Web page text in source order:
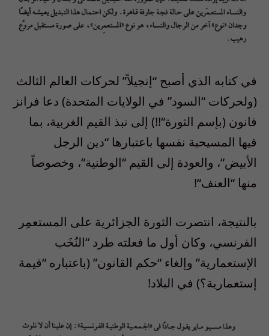
في كتابه الذي أصبح “إنجيلاً” لحركات العالم الثالث
(ولحركات “السود” في الولايات المتحدة) دعا فرانز
فانون (بإسم الثورة“!!) إلى نبذ القيم الغربية، بما
فيها المسيحية نفسها باعتبارها “دين الرجل
الأبيض“، والعودة إلى القيم “الوطنية“، وخصوصاً
منها “العنف“!
بالنتيجة، انتصرت الثورة الجزائرية على المستعمِر
الفرنسي، وكان أول ما فعلته طرد “النُخَب
الإستعمارية” وإلغاء “حكم القانون” (باعتباره “قيمة
إستعمارية؟) في البلاد!